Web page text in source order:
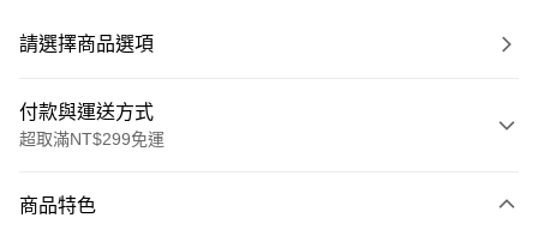
請選擇商品選項
付款與運送方式
超取滿NT$299免運
信用卡一次付款
商品特色